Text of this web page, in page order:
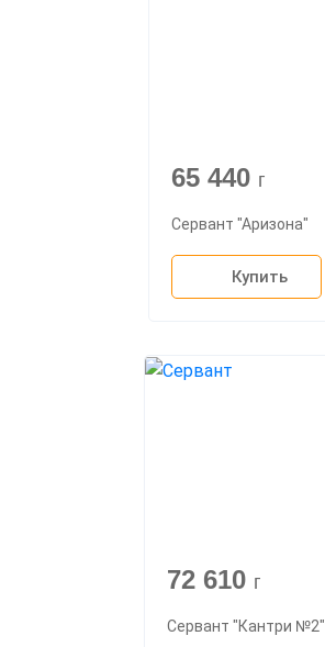
65 440 г
Сервант "Аризона"
Купить
72 610 г
Сервант "Кантри №2"